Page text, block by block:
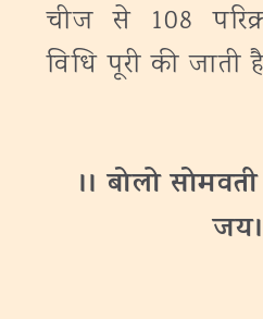
चीज से 108
विधि पूरी की जाती
।। बोलाे